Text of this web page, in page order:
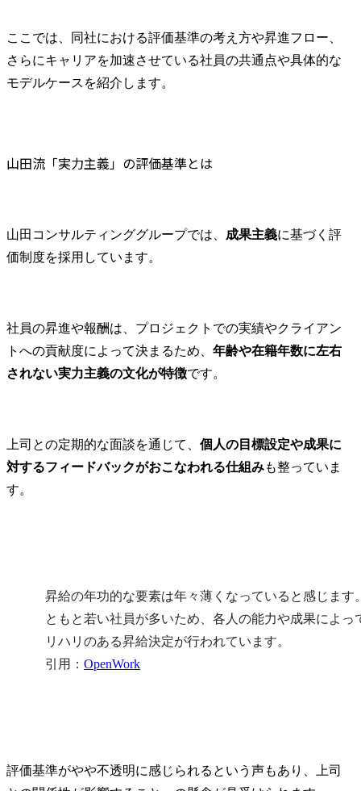
ここでは、同社における評価基準の考え方や昇進フロー、
さらにキャリアを加速させている社員の共通点や具体的な
モデルケースを紹介します。
山田流「実力主義」の評価基準とは
山田コンサルティンググループでは、 成果主義に基づく評
価制度を採用しています。
社員の昇進や報酬は、プロジェクトでの実績やクライアン
トへの貢献度によって決まるため、 年齢や在籍年数に左右
されない実力主義の文化が特徴です。
上司との定期的な面談を通じて、 個人の目標設定や成果に
対するフィードバックがおこなわれる仕組みも整っていま
す。
昇給の年功的な要素は年々薄くなっていると感じます
ともと若い社員が多いため、各人の能力や成果によっ
リハリのある昇給決定が行われています。
引用： OpenWork
評価基準がやや不透明に感じられるという声もあり、上司